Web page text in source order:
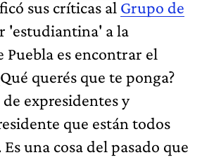
sus críticas al Grupo de
'estudiantina' a la
es encontrar el
querés que te ponga?
expresidentes y
que están todos
una cosa del pasado que